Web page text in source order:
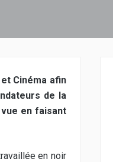
Cinéma afin
de la
en faisant
en noir